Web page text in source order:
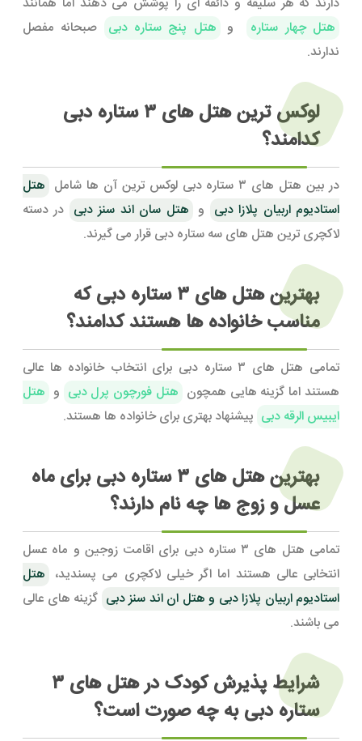
هتل چهار ستاره
و هتل پنج ستاره دبی صبحانه مفصل
ندارند.
لوکس ترین هتل های ۳ ستاره دبی
کدامند؟
در بین هتل های ۳ ستاره دبی لوکس ترین آن ها شامل
هتل
استادیوم اربیان پلازا دبی و هتل سان اند سنز دبی در دسته
لاکچری ترین هتل های سه ستاره دبی قرار می گیرند.
بهترین هتل های ۳ ستاره دبی که
مناسب خانواده ها هستند کدامند؟
تمامی هتل های ۳ ستاره دبی برای انتخاب خانواده ها عالی
هستند اما گزینه هایی همچون هتل فورچون پرل دبی و هتل
ایبیس الرقه دبی پیشنهاد بهتری برای خانواده ها هستند.
بهترین هتل های ۳ ستاره دبی برای ماه
عسل و زوج ها چه نام دارند؟
تمامی هتل های ۳ ستاره دبی برای اقامت زوجین و ماه عسل
انتخابی عالی هستند اما اگر خیلی لاکچری می پسندید، هتل
استادیوم اربیان پلازا دبی و هتل ان اند سنز دبی گزینه های عالی
می باشند.
شرایط پذیرش کودک در هتل های ۳
ستاره دبی به چه صورت است؟